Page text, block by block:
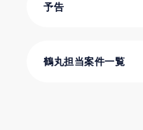
予告
鶴丸担当案件一覧